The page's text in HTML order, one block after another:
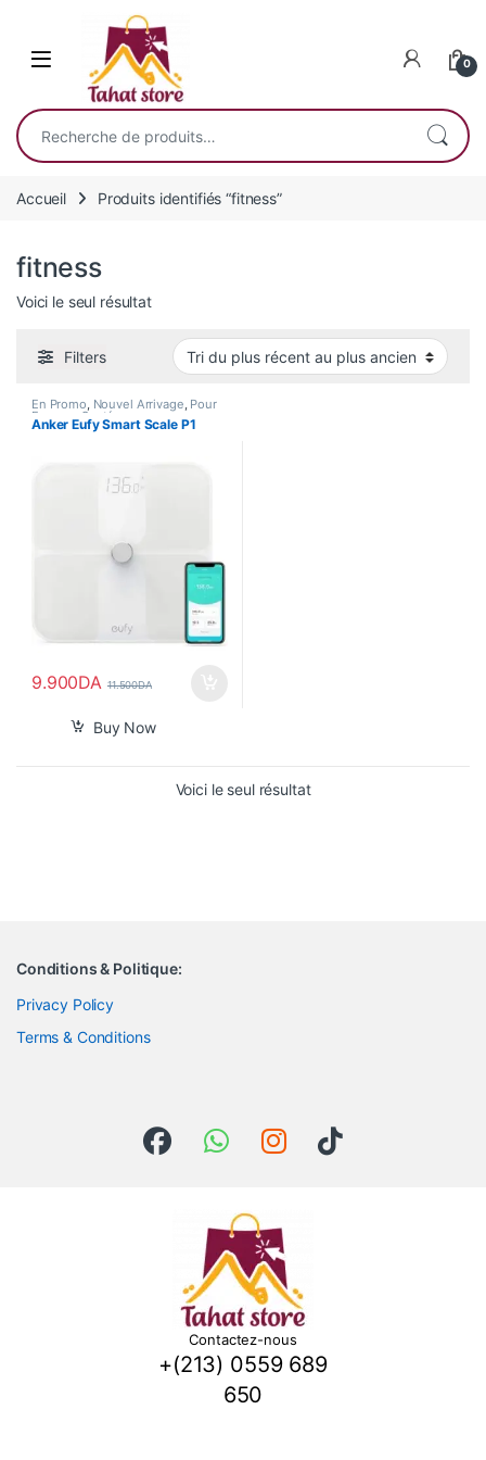
0
Recherche pour :
Accueil Produits identifiés “fitness”
fitness
Voici le seul résultat
Filters
En Promo, Nouvel Arrivage, Pour
Femme, Santé
Anker Eufy Smart Scale P1
9.900DA 11.500DA
Buy Now
Voici le seul résultat
Conditions & Politique:
Privacy Policy
Terms & Conditions
Contactez-nous
+(213) 0559 689
650